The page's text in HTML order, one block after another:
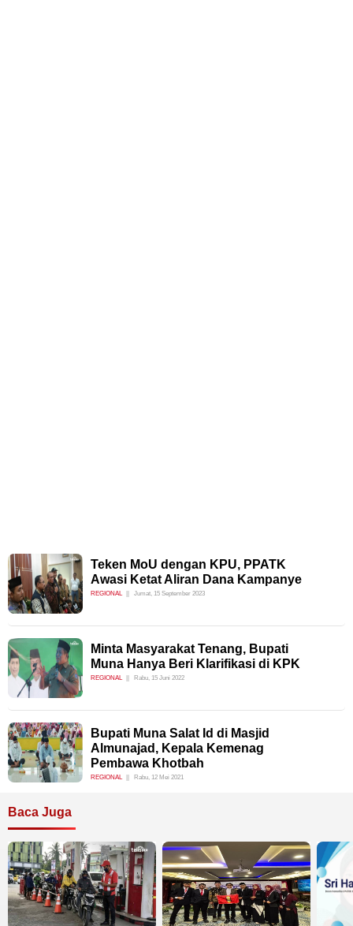
Teken MoU dengan KPU, PPATK
Awasi Ketat Aliran Dana Kampanye
REGIONAL Jumat, 15 September 2023
Minta Masyarakat Tenang, Bupati
Muna Hanya Beri Klarifikasi di KPK
REGIONAL Rabu, 15 Juni 2022
Bupati Muna Salat Id di Masjid
Almunajad, Kepala Kemenag
Pembawa Khotbah
REGIONAL Rabu, 12 Mei 2021
Baca Juga